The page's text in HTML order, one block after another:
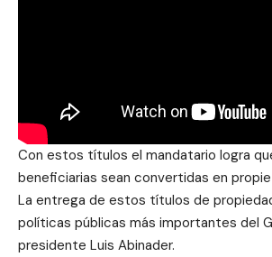
Con estos títulos el mandatario logra
beneficiarias sean convertidas en
La entrega de estos títulos de
políticas públicas más importantes del
presidente Luis Abinader.